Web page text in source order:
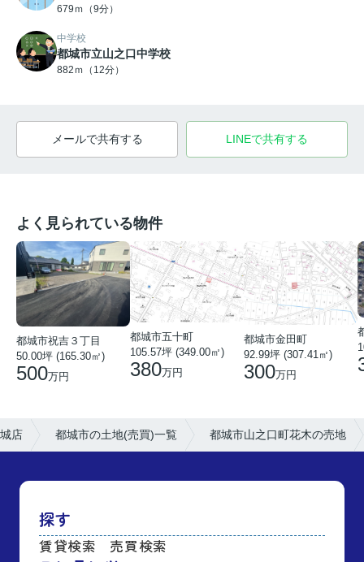
679ｍ（9分）
中学校
都城市立山之口中学校
882ｍ（12分）
メールで共有する LINEで共有する
よく見られている物件
都城市祝吉３丁目
50.00坪 (165.30㎡)
500万円
都城市五十町
105.57坪 (349.00㎡)
380万円
都城市金田町
92.99坪 (307.41㎡)
300万円
店 都城市の土地(売買)一覧 都城市山之口町花木の売地
探す
賃貸検索 売買検索